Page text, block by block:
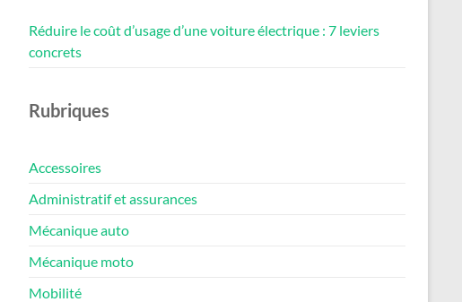
Réduire le coût d’usage d’une voiture électrique : 7 leviers
concrets
Rubriques
Accessoires
Administratif et assurances
Mécanique auto
Mécanique moto
Mobilité